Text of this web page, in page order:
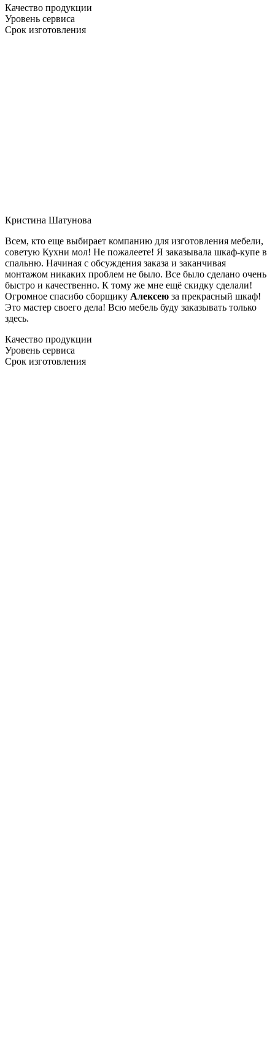
Качество продукции
Уровень сервиса
Срок изготовления
Кристина Шатунова
Всем, кто еще выбирает компанию для изготовления мебели,
советую Кухни мол! Не пожалеете! Я заказывала шкаф-купе в
спальню. Начиная с обсуждения заказа и заканчивая
монтажом никаких проблем не было. Все было сделано очень
быстро и качественно. К тому же мне ещё скидку сделали!
Огромное спасибо сборщику Алексею за прекрасный шкаф!
Это мастер своего дела! Всю мебель буду заказывать только
здесь.
Качество продукции
Уровень сервиса
Срок изготовления